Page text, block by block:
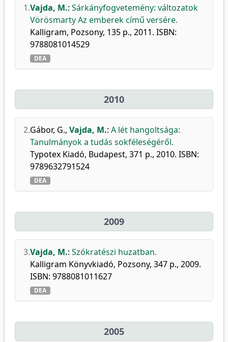
1.Vajda, M.: Sárkányfogvetemény: változatok
Vörösmarty Az emberek című versére.
Kalligram, Pozsony, 135 p., 2011. ISBN:
9788081014529
DEA
2010
2.Gábor, G., Vajda, M.: A lét hangoltsága:
Tanulmányok a tudás sokféleségéről.
Typotex Kiadó, Budapest, 371 p., 2010. ISBN:
9789632791524
DEA
2009
3.Vajda, M.: Szókratészi huzatban.
Kalligram Könyvkiadó, Pozsony, 347 p., 2009.
ISBN: 9788081011627
DEA
2005